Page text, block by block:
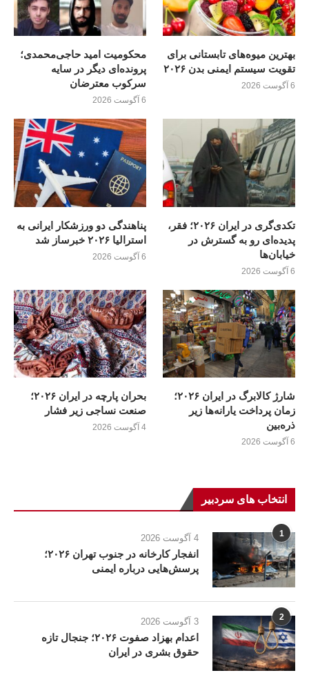
بهترین میوه‌های تابستانی برای
تقویت سیستم ایمنی بدن ۲۰۲۶
6 آگوست 2026
محکومیت امید حاجی‌محمدی؛
پرونده‌ای دیگر در سایه
سرکوب معترضان
6 آگوست 2026
تکدی‌گری در ایران ۲۰۲۶؛ فقر،
پدیده‌ای رو به گسترش در
خیابان‌ها
6 آگوست 2026
پناهندگی دو ورزشکار ایرانی به
استرالیا ۲۰۲۶ خبرساز شد
6 آگوست 2026
شارژ کالابرگ در ایران ۲۰۲۶؛
زمان پرداخت یارانه‌ها زیر
ذره‌بین
6 آگوست 2026
بحران پارچه در ایران ۲۰۲۶؛
صنعت نساجی زیر فشار
4 آگوست 2026
انتخاب های سردبیر
1 4 آگوست 2026
انفجار کارخانه در جنوب تهران ۲۰۲۶؛
پرسش‌هایی درباره ایمنی
2 3 آگوست 2026
اعدام بهزاد صفوت ۲۰۲۶؛ جنجال تازه
حقوق بشری در ایران